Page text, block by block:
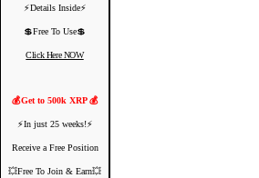
⚡️Details Inside⚡️
💲Free To Use💲
Click Here NOW
💰Get to 500k XRP 💰
⚡️In just 25 weeks!⚡️
Receive a Free Position
💥Free To Join & Earn💥